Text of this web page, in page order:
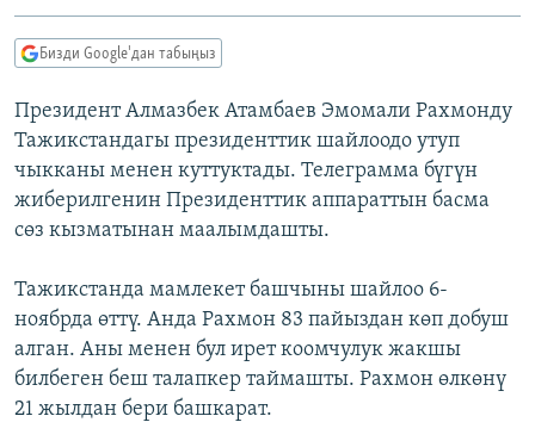
БҮГҮН АЗАТТЫКТА
ЭКСПЕРТТЕР ТАЛДАЙТ
БИЗ ЖАНА ДҮЙНӨ
ДАНИСТЕ
ЭЖЕ-СИҢДИЛЕР
АЗАТТЫК+
ЫҢГАЙСЫЗ СУРООЛОР
ПОДКАСТ
ӨЗГӨЧӨ ПИКИР
Русский
ОНЛАЙН ШЕРИНЕ
ЭЕ/АРнун бардык сайттары
Бизди Google'дан табыңыз
Президент Алмазбек Атамбаев Эмомали Рахмонду
Тажикстандагы президенттик шайлоодо утуп
чыкканы менен куттуктады. Телеграмма бүгүн
жиберилгенин Президенттик аппараттын басма
сөз кызматынан маалымдашты.
Тажикстанда мамлекет башчыны шайлоо 6-
ноябрда өттү. Анда Рахмон 83 пайыздан көп добуш
алган. Аны менен бул ирет коомчулук жакшы
билбеген беш талапкер таймашты. Рахмон өлкөнү
21 жылдан бери башкарат.